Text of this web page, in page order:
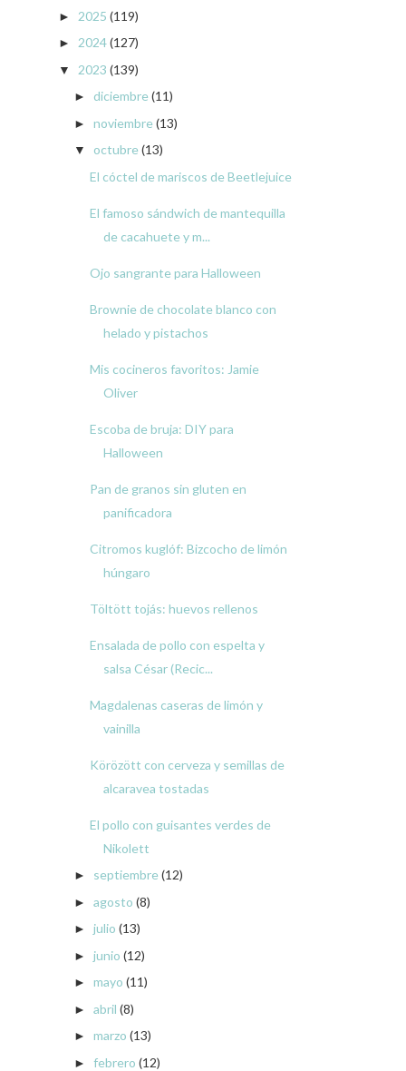
► 2025 (119)
► 2024(127)
▼ 2023 (139)
► diciembre(11)
► noviembre(13)
▼ octubre(13)
El cóctel de mariscos de Beetlejuice
El famoso sándwich de mantequilla
de cacahuete y m...
Ojo sangrante para Halloween
Brownie de chocolate blanco con
helado y pistachos
Mis cocineros favoritos: Jamie
Oliver
Escoba de bruja: DIY para
Halloween
Pan de granos sin gluten en
panificadora
Citromos kuglóf: Bizcocho de limón
húngaro
Töltött tojás: huevos rellenos
Ensalada de pollo con espelta y
salsa César (Recic...
Magdalenas caseras de limón y
vainilla
Körözött con cerveza y semillas de
alcaravea tostadas
El pollo con guisantes verdes de
Nikolett
► septiembre(12)
► agosto (8)
► julio (13)
► junio (12)
► mayo (11)
► abril (8)
► marzo (13)
► febrero (12)